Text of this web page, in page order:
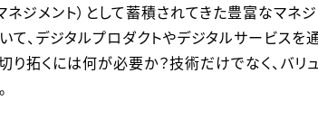
ジメント）として蓄積されてきた豊富なマネ
て、デジタルプロダクトやデジタルサービス
拓くには何が必要か？技術だけでなく、バリ